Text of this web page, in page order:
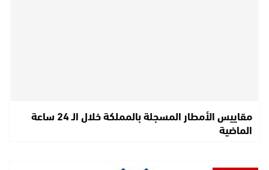
مقاييس الأمطار المسجلة بالمملكة خلال الـ 24 ساعة
الماضية